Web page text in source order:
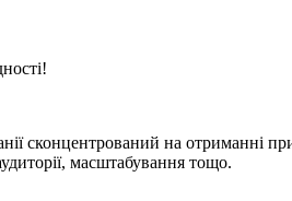
сконцентрований на отриманні
масштабування тощо.